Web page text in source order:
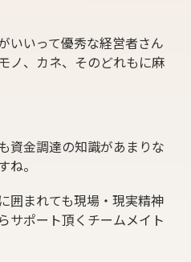
いいって優秀な経営者さん
ノ、カネ、そのどれもに麻
資金調達の知識があまりな
ね。
囲まれても現場・現実精神
サポート頂くチームメイト